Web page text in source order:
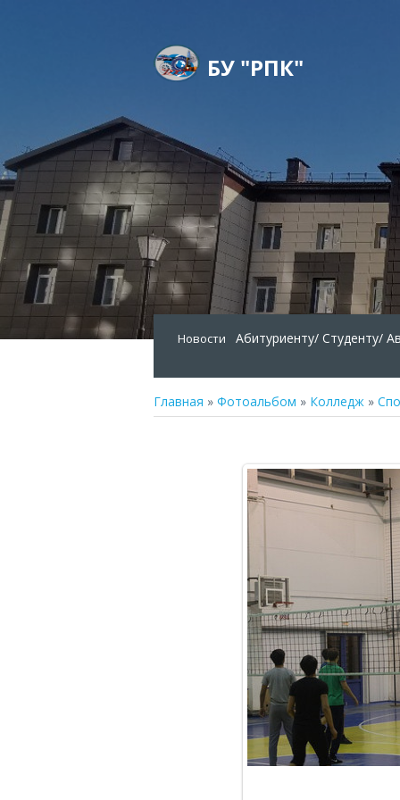
БУ "РПК"
Новости Абитуриенту/ Студенту/
Главная » Фотоальбом » Колледж »